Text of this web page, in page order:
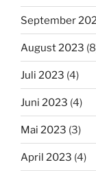
September
August 2023
Juli 2023 (4)
Juni 2023 (4)
Mai 2023 (3)
April 2023 (4)